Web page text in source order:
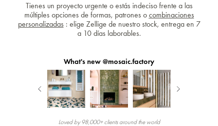
Tienes un proyecto urgente o estás indeciso frente a las
múltiples opciones de formas, patrones o combinaciones
personalizadas : elige Zellige de nuestro stock, entrega en 7
a 10 días laborables.
What's new @mosaic.factory
Loved by 98,000+ clients around the world